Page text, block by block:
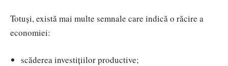
Totuși, există mai multe semnale care indică o răcire a
economiei:
scăderea investițiilor productive;